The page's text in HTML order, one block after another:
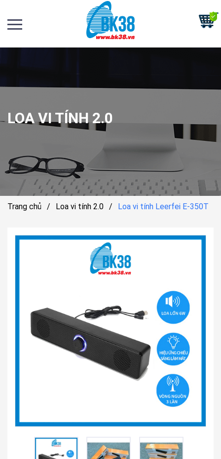
LOA VI TÍNH 2.0
Trang chủ / Loa vi tính 2.0 / Loa vi tính Leerfei E-350T